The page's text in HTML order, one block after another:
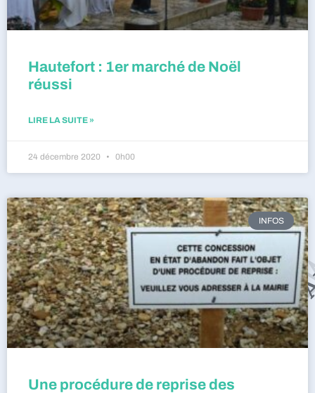
Hautefort : 1er marché de Noël
réussi
LIRE LA SUITE »
24 décembre 2020 0h00
INFOS
Une procédure de reprise des